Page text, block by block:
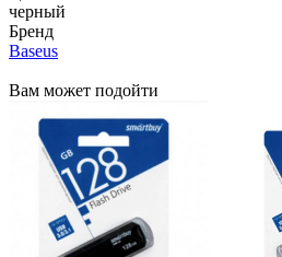
черный
Бренд
Baseus
Вам может подойти